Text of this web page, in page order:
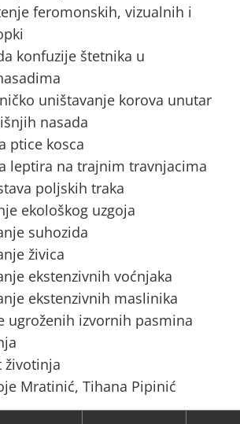
feromonskih, vizualnih i
konfuzije štetnika u
uništavanje korova unutar
nasada
ptice kosca
leptira na trajnim travnjacima
poljskih traka
ekološkog uzgoja
suhozida
živica
ekstenzivnih voćnjaka
ekstenzivnih maslinika
ugroženih izvornih pasmina
životinja
Mratinić, Tihana Pipinić